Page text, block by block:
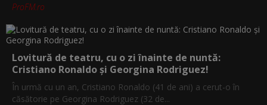
ProFM.ro
Lovitură de teatru, cu o zi înainte de nuntă:
Cristiano Ronaldo și Georgina Rodriguez!
În urmă cu un an, Cristiano Ronaldo (41 de ani) a cerut-o în
căsătorie pe Georgina Rodriguez (32 de...